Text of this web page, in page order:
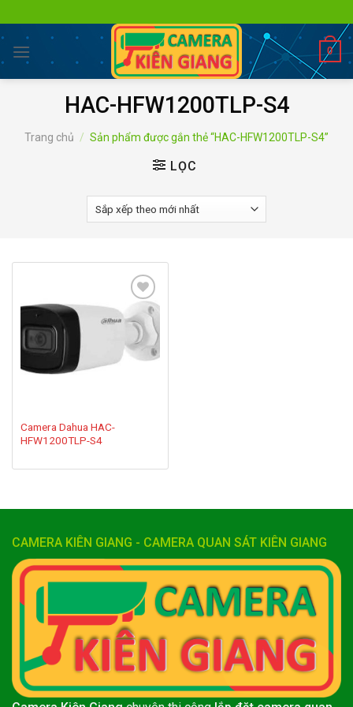
to
content
0
HAC-HFW1200TLP-S4
Trang chủ / Sản phẩm được gắn thẻ “HAC-HFW1200TLP-S4”
LỌC
Add to
wishlist
Camera Dahua HAC-
HFW1200TLP-S4
CAMERA KIÊN GIANG - CAMERA QUAN SÁT KIÊN GIANG